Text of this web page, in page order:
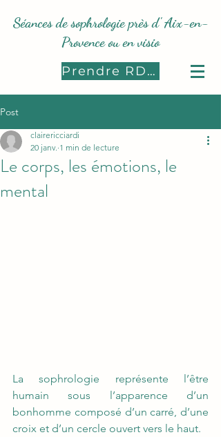
Séances de sophrologie près d' Aix-en-
Provence ou en visio
Prendre RDV
Post
Le corps, les émotions, le
mental
clairericciardi
20 janv. 1 min de lecture
La sophrologie représente l’être
humain sous l’apparence d’un
bonhomme composé d’un carré, d’une
croix et d’un cercle ouvert vers le haut.